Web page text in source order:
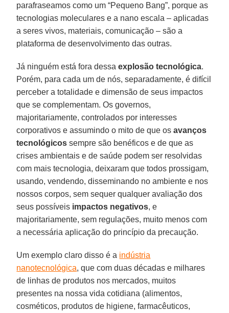
parafraseamos como um “Pequeno Bang”, porque as
tecnologias moleculares e a nano escala – aplicadas
a seres vivos, materiais, comunicação – são a
plataforma de desenvolvimento das outras.
Já ninguém está fora dessaexplosão tecnológica.
Porém, para cada um de nós, separadamente, é difícil
perceber a totalidade e dimensão de seus impactos
que se complementam. Os governos,
majoritariamente, controlados por interesses
corporativos e assumindo o mito de que osavanços
tecnológicos sempre são benéficos e de que as
crises ambientais e de saúde podem ser resolvidas
com mais tecnologia, deixaram que todos prossigam,
usando, vendendo, disseminando no ambiente e nos
nossos corpos, sem sequer qualquer avaliação dos
seus possíveis impactos negativos, e
majoritariamente, sem regulações, muito menos com
a necessária aplicação do princípio da precaução.
Um exemplo claro disso é a indústria
nanotecnológica, que com duas décadas e milhares
de linhas de produtos nos mercados, muitos
presentes na nossa vida cotidiana (alimentos,
cosméticos, produtos de higiene, farmacêuticos,